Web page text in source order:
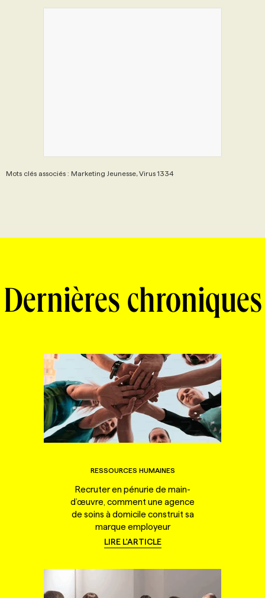
Mots clés associés : Marketing Jeunesse, Virus 1334
Dernières chroniques
RESSOURCES HUMAINES
Recruter en pénurie de main-
d’œuvre, comment une agence
de soins à domicile construit sa
marque employeur
LIRE L'ARTICLE